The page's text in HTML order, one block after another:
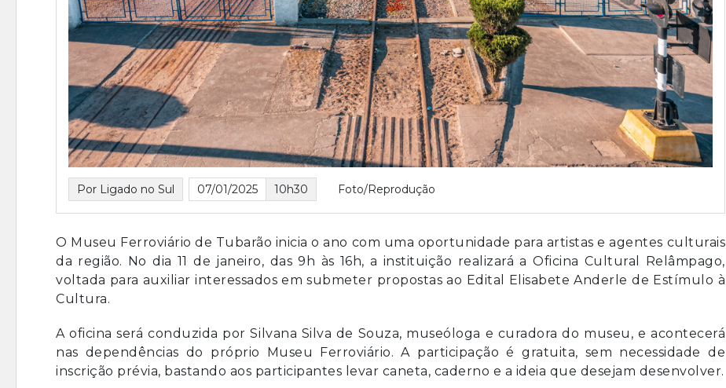
Por Ligado no Sul 07/01/2025 10h30 Foto/Reprodução
O Museu Ferroviário de Tubarão inicia o ano com uma oportunidade para artistas e agentes culturais
da região. No dia 11 de janeiro, das 9h às 16h, a instituição realizará a Oficina Cultural Relâmpago,
voltada para auxiliar interessados em submeter propostas ao Edital Elisabete Anderle de Estímulo à
Cultura.
A oficina será conduzida por Silvana Silva de Souza, museóloga e curadora do museu, e acontecerá
nas dependências do próprio Museu Ferroviário. A participação é gratuita, sem necessidade de
inscrição prévia, bastando aos participantes levar caneta, caderno e a ideia que desejam desenvolver.